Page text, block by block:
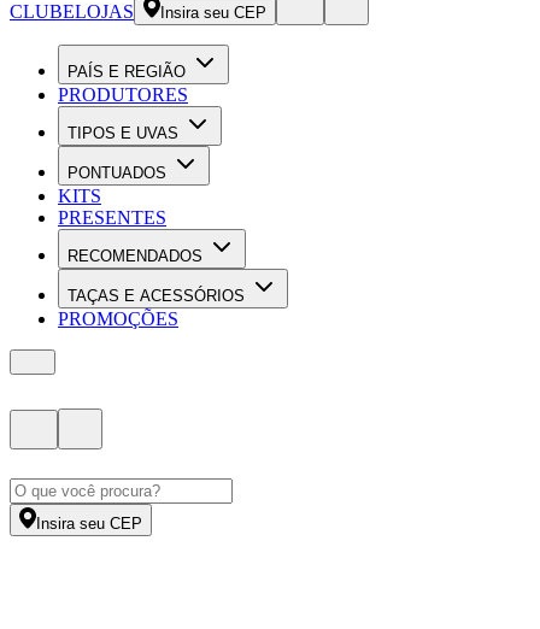
CLUBELOJAS Insira seu CEP
PAÍS E REGIÃO
PRODUTORES
TIPOS E UVAS
PONTUADOS
KITS
PRESENTES
RECOMENDADOS
TAÇAS E ACESSÓRIOS
PROMOÇÕES
Insira seu CEP